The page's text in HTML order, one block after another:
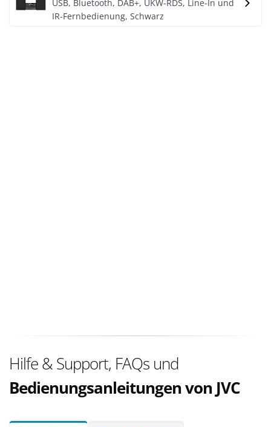
USB, Bluetooth, DAB+, UKW-RDS, Line-In und
IR-Fernbedienung, Schwarz
Hilfe & Support, FAQs und
Bedienungsanleitungen von JVC